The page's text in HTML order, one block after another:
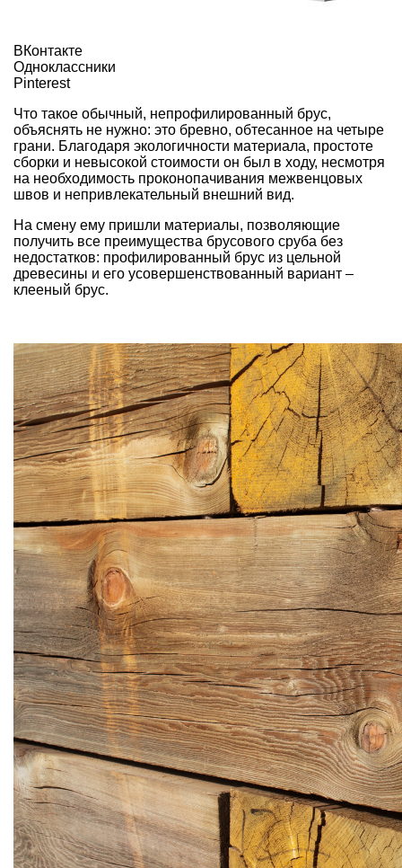
ВКонтакте
Одноклассники
Pinterest
Что такое обычный, непрофилированный брус,
объяснять не нужно: это бревно, обтесанное на четыре
грани. Благодаря экологичности материала, простоте
сборки и невысокой стоимости он был в ходу, несмотря
на необходимость проконопачивания межвенцовых
швов и непривлекательный внешний вид.
На смену ему пришли материалы, позволяющие
получить все преимущества брусового сруба без
недостатков: профилированный брус из цельной
древесины и его усовершенствованный вариант –
клееный брус.